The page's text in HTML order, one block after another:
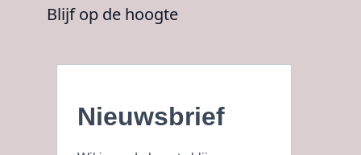
Blijf op de hoogte
Nieuwsbrief